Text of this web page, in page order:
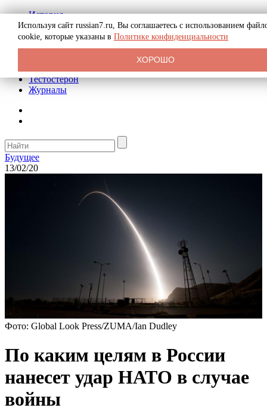
История
Биография
Криминал
Реклама на сайте
Тестостерон
Журналы
Будущее
13/02/20
Фото: Global Look Press/ZUMA/Ian Dudley
По каким целям в России
нанесет удар НАТО в случае
войны
Используя сайт russian7.ru, Вы соглашаетесь с использованием
cookie, которые указаны в Политике конфиденциальности
ХОРОШО